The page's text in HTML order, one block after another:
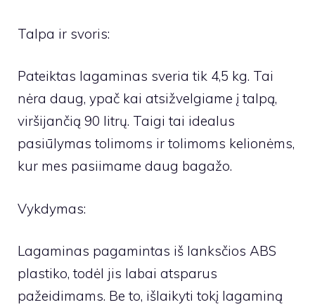
Talpa ir svoris:
Pateiktas lagaminas sveria tik 4,5 kg. Tai
nėra daug, ypač kai atsižvelgiame į talpą,
viršijančią 90 litrų. Taigi tai idealus
pasiūlymas tolimoms ir tolimoms kelionėms,
kur mes pasiimame daug bagažo.
Vykdymas:
Lagaminas pagamintas iš lanksčios ABS
plastiko, todėl jis labai atsparus
pažeidimams. Be to, išlaikyti tokį lagaminą